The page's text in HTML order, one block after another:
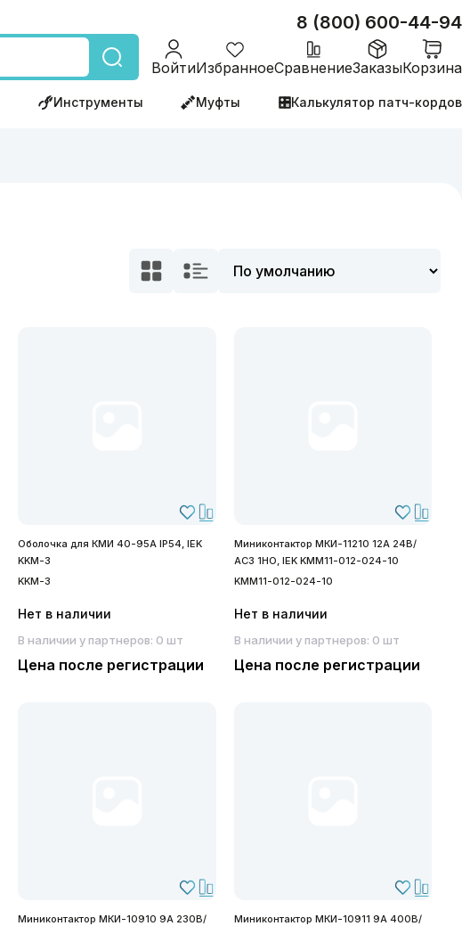
8 (800) 600-44-94
ВойтиИзбранноеСравнениеЗаказыКорзина
Инструменты Муфты Калькулятор патч-кордов
Оболочка для КМИ 40-95А IP54, IEK
KKM-3
KKM-3
Нет в наличии
В наличии у партнеров: 0 шт
Цена после регистрации
Миниконтактор МКИ-11210 12А 24В/
АС3 1НО, IEK KMM11-012-024-10
KMM11-012-024-10
Нет в наличии
В наличии у партнеров: 0 шт
Цена после регистрации
Миниконтактор МКИ-10910 9А 230В/
Миниконтактор МКИ-10911 9А 400В/